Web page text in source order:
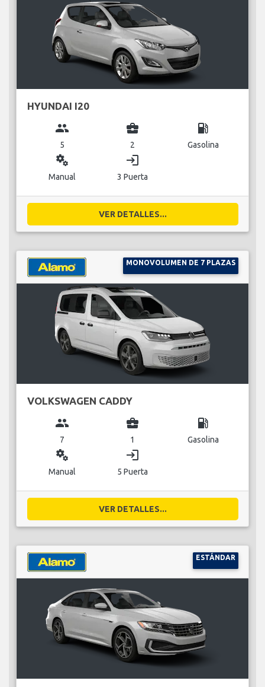
HYUNDAI I20
group
5
business_center
2
local_gas_station
Gasolina
miscellaneous_services
Manual
login
3 Puerta
VER DETALLES...
MONOVOLUMEN DE 7 PLAZAS
VOLKSWAGEN CADDY
group
7
business_center
1
local_gas_station
Gasolina
miscellaneous_services
Manual
login
5 Puerta
VER DETALLES...
ESTÁNDAR